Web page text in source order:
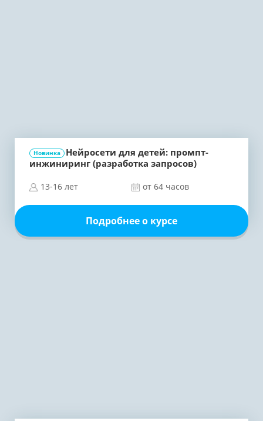
Новинка
Нейросети для детей: промпт-
инжиниринг (разработка запросов)
13-16 лет от 64 часов
Подробнее о курсе